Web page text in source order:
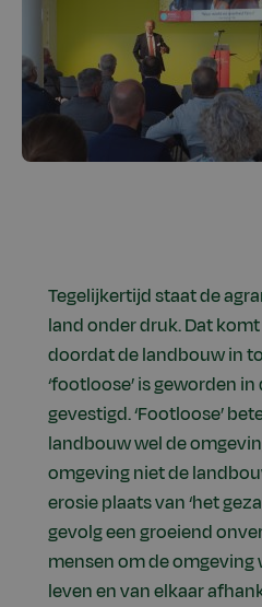
Tegelijkertijd staat de
land onder druk. Dat
doordat de landbouw in
‘footloose’ is geworden
gevestigd. ‘Footloose’
landbouw wel de
omgeving niet de
erosie plaats van ‘het
gevolg een groeiend
mensen om de omgeving
leven en van elkaar